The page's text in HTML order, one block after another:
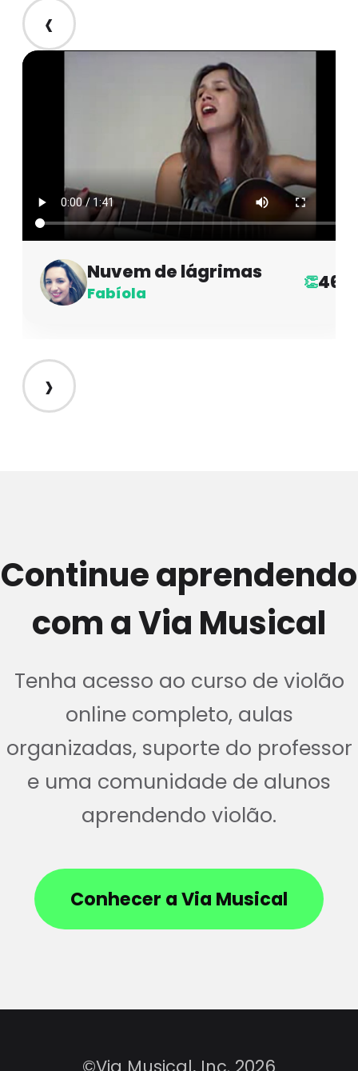
‹
Nuvem de lágrimas
Fabíola
👏46
›
Continue aprendendo
com a Via Musical
Tenha acesso ao curso de violão
online completo, aulas
organizadas, suporte do professor
e uma comunidade de alunos
aprendendo violão.
Conhecer a Via Musical